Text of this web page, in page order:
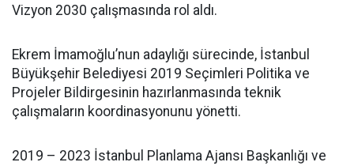
Vizyon 2030 çalışmasında rol aldı.
Ekrem İmamoğlu’nun adaylığı sürecinde, İstanbul
Büyükşehir Belediyesi 2019 Seçimleri Politika ve
Projeler Bildirgesinin hazırlanmasında teknik
çalışmaların koordinasyonunu yönetti.
2019 – 2023 İstanbul Planlama Ajansı Başkanlığı ve